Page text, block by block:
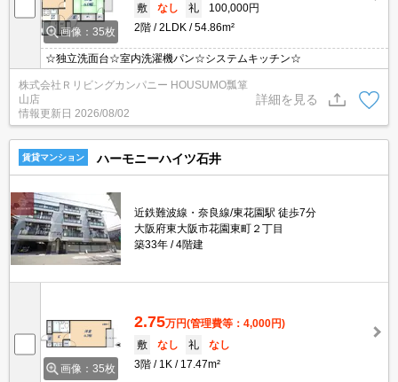
画像：35枚
敷
なし 礼
100,000円
2階
2LDK 54.86m²
☆独立洗面台☆室内洗濯機パン☆システムキッチン☆
株式会社Ｒリビングカンパニー HOUSUMO瓢箪
山店
情報更新日 2026/08/02
詳細を見る
賃貸マンション ハーモニーハイツ石井
近鉄難波線・奈良線/東花園駅 徒歩7分
大阪府東大阪市花園東町２丁目
築33年
4階建
画像：35枚
2.75万円(管理費等：4,000円)
敷
なし 礼
なし
3階
1K 17.47m²